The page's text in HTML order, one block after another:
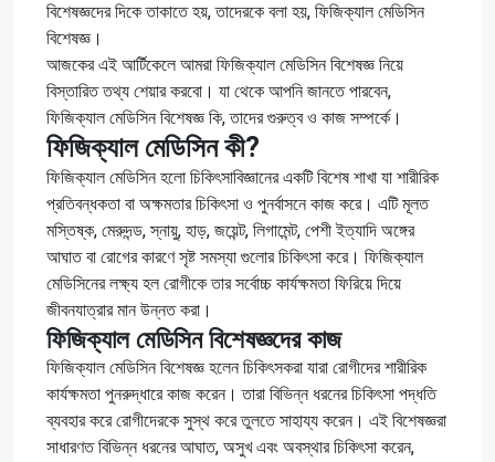
বিশেষজ্ঞদের দিকে তাকাতে হয়, তাদেরকে বলা হয়, ফিজিক্যাল মেডিসিন
বিশেষজ্ঞ।
আজকের এই আর্টিকেলে আমরা ফিজিক্যাল মেডিসিন বিশেষজ্ঞ নিয়ে
বিস্তারিত তথ্য শেয়ার করবো। যা থেকে আপনি জানতে পারবেন,
ফিজিক্যাল মেডিসিন বিশেষজ্ঞ কি, তাদের গুরুত্ব ও কাজ সম্পর্কে।
ফিজিক্যাল মেডিসিন কী?
ফিজিক্যাল মেডিসিন হলো চিকিৎসাবিজ্ঞানের একটি বিশেষ শাখা যা শারীরিক
প্রতিবন্ধকতা বা অক্ষমতার চিকিৎসা ও পুনর্বাসনে কাজ করে। এটি মূলত
মস্তিষ্ক, মেরুদন্ড, স্নায়ু, হাড়, জয়েন্ট, লিগামেন্ট, পেশী ইত্যাদি অঙ্গের
আঘাত বা রোগের কারণে সৃষ্ট সমস্যা গুলোর চিকিৎসা করে। ফিজিক্যাল
মেডিসিনের লক্ষ্য হল রোগীকে তার সর্বোচ্চ কার্যক্ষমতা ফিরিয়ে দিয়ে
জীবনযাত্রার মান উন্নত করা।
ফিজিক্যাল মেডিসিন বিশেষজ্ঞদের কাজ
ফিজিক্যাল মেডিসিন বিশেষজ্ঞ হলেন চিকিৎসকরা যারা রোগীদের শারীরিক
কার্যক্ষমতা পুনরুদ্ধারে কাজ করেন। তারা বিভিন্ন ধরনের চিকিৎসা পদ্ধতি
ব্যবহার করে রোগীদেরকে সুস্থ করে তুলতে সাহায্য করেন। এই বিশেষজ্ঞরা
সাধারণত বিভিন্ন ধরনের আঘাত, অসুখ এবং অবস্থার চিকিৎসা করেন,